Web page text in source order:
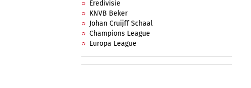
Eredivisie
KNVB Beker
Johan Cruijff Schaal
Champions League
Europa League